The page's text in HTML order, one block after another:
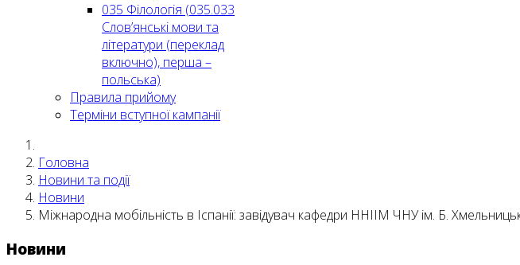
035 Філологія (035.033
Слов’янські мови та
літератури (переклад
включно), перша –
польська)
Правила прийому
Терміни вступної кампанії
Головна
Новини та події
Новини
Міжнародна мобільність в Іспанії: завідувач кафедри ННІІМ ЧНУ ім. Б.
Новини